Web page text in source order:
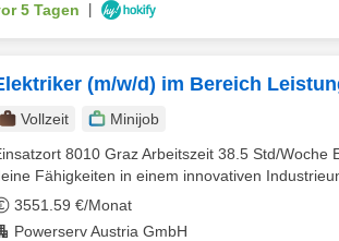
5 Tagen
(m/w/d) im Bereich
Vollzeit
Minijob
8010 Graz Arbeitszeit 38.5 Std/
Fähigkeiten in einem innovativen
3551.59 €/Monat
Powerserv Austria GmbH